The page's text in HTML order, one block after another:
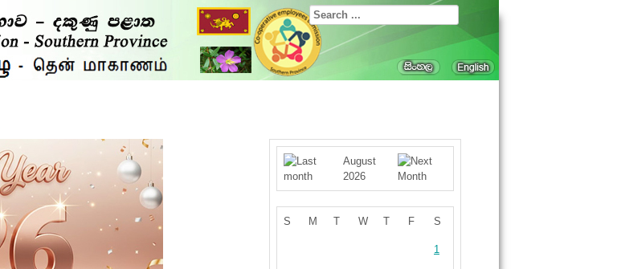
August
2026
S M T W T F S
1